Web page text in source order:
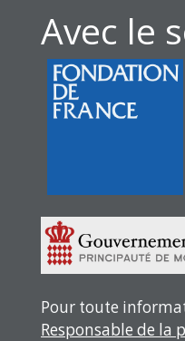
Avec le
Pour toute
Responsable de la